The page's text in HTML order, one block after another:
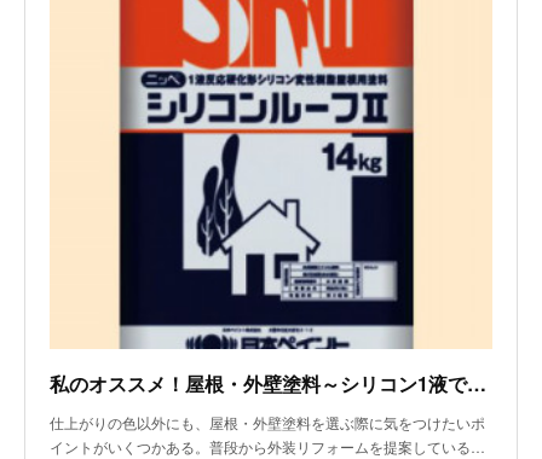
私のオススメ！屋根・外壁塗料～シリコン1液でも高耐久実現
仕上がりの色以外にも、屋根・外壁塗料を選ぶ際に気をつけたいポ
イントがいくつかある。普段から外装リフォームを提案している…